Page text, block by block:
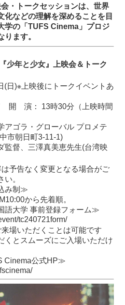
・トークセッションは、世界
化などの理解を深めることを目
学の「TUFS Cinema」プロジ
ります。
少年と少女』上映会＆トーク
日)※上映後にトークイベントあ
演： 13時30分（上映時間
ゴラ・グローバル プロメテ
市朝日町3-11-1)
監督、三澤真美恵先生(台湾映
予告なく変更となる場合がご
。
み制≫
から先着順。
語大学 事前登録フォーム≫
tc240721form/
場いただくことは可能です
くとスムーズにご入場いただけ
Cinema公式HP≫